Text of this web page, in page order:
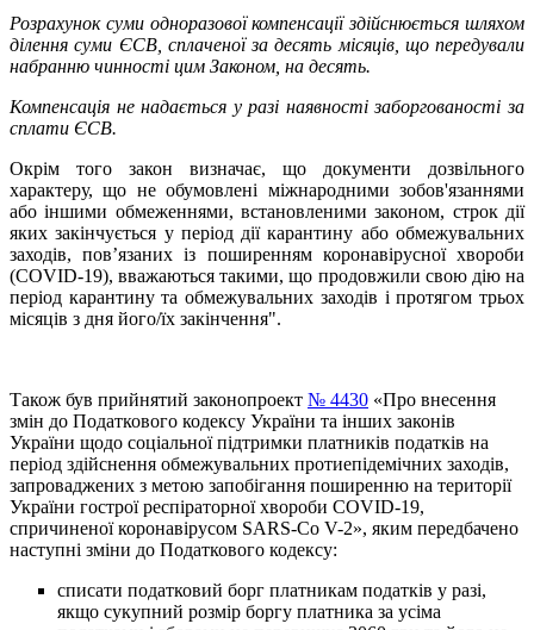
Розрахунок суми одноразової компенсації здійснюється шляхом
ділення суми ЄСВ, сплаченої за десять місяців, що передували
набранню чинності цим Законом, на десять.
Компенсація не надається у разі наявності заборгованості за
сплати ЄСВ.
Окрім того закон визначає, що документи дозвільного
характеру, що не обумовлені міжнародними зобов'язаннями
або іншими обмеженнями, встановленими законом, строк дії
яких закінчується у період дії карантину або обмежувальних
заходів, пов’язаних із поширенням коронавірусної хвороби
(COVID-19), вважаються такими, що продовжили свою дію на
період карантину та обмежувальних заходів і протягом трьох
місяців з дня його/їх закінчення".
Також був прийнятий законопроект № 4430 «Про внесення
змін до Податкового кодексу України та інших законів
України щодо соціальної підтримки платників податків на
період здійснення обмежувальних протиепідемічних заходів,
запроваджених з метою запобігання поширенню на території
України гострої респіраторної хвороби COVID-19,
спричиненої коронавірусом SARS-Co V-2», яким передбачено
наступні зміни до Податкового кодексу:
списати податковий борг платникам податків у разі,
якщо сукупний розмір боргу платника за усіма